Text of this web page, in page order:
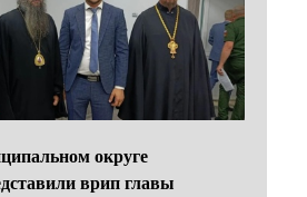
округе
врип главы